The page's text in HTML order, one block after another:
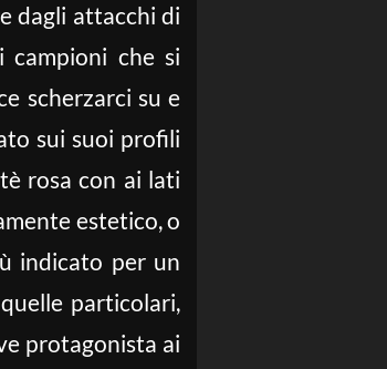
dagli attacchi di
che si
scherzarci su e
sui suoi profili
rosa con ai lati
estetico, o
indicato per un
particolari,
protagonista ai